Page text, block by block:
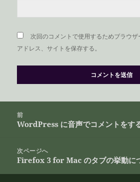
次回のコメントで使用するためブラウ
アドレス、サイトを保存する。
前
前
投
稿:
WordPress に音声でコメントをす
次ページへ
次
の
Firefox 3 for Mac のタブの挙動に